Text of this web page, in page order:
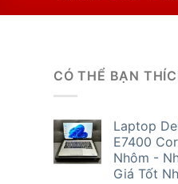
CÓ THỂ BẠN
Laptop
E7400
Nhôm -
Giá Tốt